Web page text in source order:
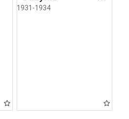
Częstochowie
1931-1934